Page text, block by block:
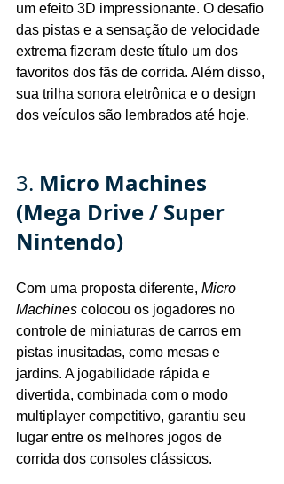
um efeito 3D impressionante. O desafio
das pistas e a sensação de velocidade
extrema fizeram deste título um dos
favoritos dos fãs de corrida. Além disso,
sua trilha sonora eletrônica e o design
dos veículos são lembrados até hoje.
3. Micro Machines
(Mega Drive / Super
Nintendo)
Com uma proposta diferente, Micro
Machines colocou os jogadores no
controle de miniaturas de carros em
pistas inusitadas, como mesas e
jardins. A jogabilidade rápida e
divertida, combinada com o modo
multiplayer competitivo, garantiu seu
lugar entre os melhores jogos de
corrida dos consoles clássicos.